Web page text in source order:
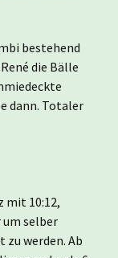
bestehend
die Bälle
dann. Totaler
mit 10:12,
um selber
zu werden. Ab